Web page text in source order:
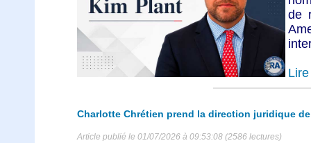
de
Charlotte Chrétien prend la direction juridique de
Article publié le 01/07/2026 à 09:53:08 (2586 lectures)